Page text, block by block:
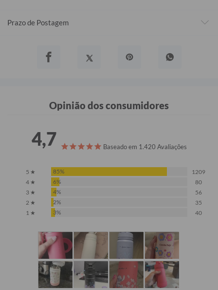
Prazo de Postagem
Opinião dos consumidores
4,7 Baseado em 1.420 Avaliações
5 ★ 85%
1209
4 ★
6%
80
3 ★
4%
56
2 ★
2%
35
1 ★
3% 40